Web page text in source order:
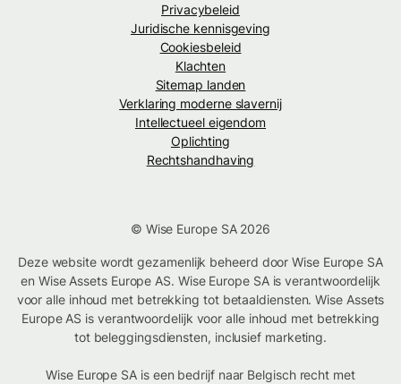
Privacybeleid
Juridische kennisgeving
Cookiesbeleid
Klachten
Sitemap landen
Verklaring moderne slavernij
Intellectueel eigendom
Oplichting
Rechtshandhaving
© Wise Europe SA 2026
Deze website wordt gezamenlijk beheerd door Wise Europe SA
en Wise Assets Europe AS. Wise Europe SA is verantwoordelijk
voor alle inhoud met betrekking tot betaaldiensten. Wise Assets
Europe AS is verantwoordelijk voor alle inhoud met betrekking
tot beleggingsdiensten, inclusief marketing.
Wise Europe SA is een bedrijf naar Belgisch recht met